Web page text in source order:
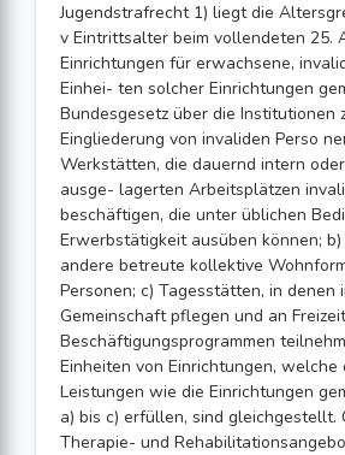
Jugendstrafrecht 1) liegt die
v Eintrittsalter beim vollendeten 25.
Einrichtungen für erwachsene,
Einhei- ten solcher Einrichtungen
Bundesgesetz über die Institutionen
Eingliederung von invaliden Perso
Werkstätten, die dauernd intern
ausge- lagerten Arbeitsplätzen
beschäftigen, die unter üblichen
Erwerbstätigkeit ausüben können;
andere betreute kollektive
Personen; c) Tagesstätten, in denen
Gemeinschaft pflegen und an
Beschäftigungsprogrammen
Einheiten von Einrichtungen, welche
Leistungen wie die Einrichtungen
a) bis c) erfüllen, sind gleichgestellt.
Therapie- und